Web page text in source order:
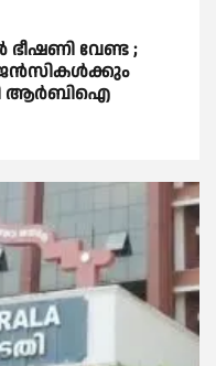
ഭീഷണി വേണ്ട ;
ആര്‍ബിഐ